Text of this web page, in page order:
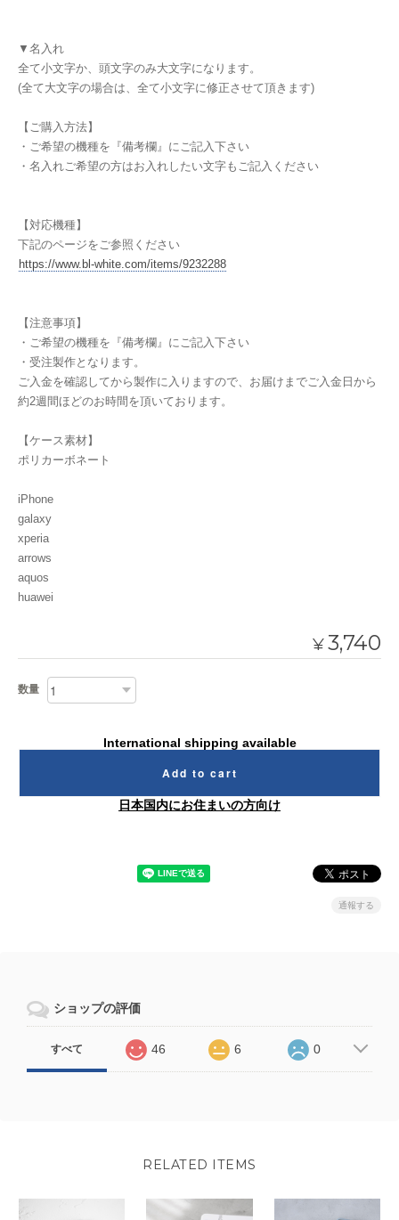
▼名入れ
全て小文字か、頭文字のみ大文字になります。
(全て大文字の場合は、全て小文字に修正させて頂きます)
【ご購入方法】
・ご希望の機種を『備考欄』にご記入下さい
・名入れご希望の方はお入れしたい文字もご記入ください
【対応機種】
下記のページをご参照ください
https://www.bl-white.com/items/9232288
【注意事項】
・ご希望の機種を『備考欄』にご記入下さい
・受注製作となります。
ご入金を確認してから製作に入りますので、お届けまでご入金日から
約2週間ほどのお時間を頂いております。
【ケース素材】
ポリカーボネート
iPhone
galaxy
xperia
arrows
aquos
huawei
¥3,740
数量
International shipping available
Add to cart
日本国内にお住まいの方向け
通報する
ショップの評価
すべて 46 6 0
RELATED ITEMS